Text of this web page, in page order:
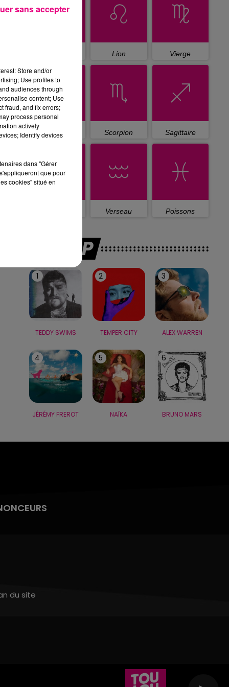
Lion Vierge
Balance Scorpion Sagittaire
Verseau Poissons
LE TOP
1
TEDDY SWIMS
2
TEMPER CITY
3
ALEX WARREN
4
JÉRÉMY FREROT
5
NAÏKA
6
BRUNO MARS
du site
Store and/or
Use profiles to
audiences through
content; Use
fraud, and fix errors;
process personal
actively
Identify devices
dans "Gérer
que pour
cookies" situé en
sans accepter